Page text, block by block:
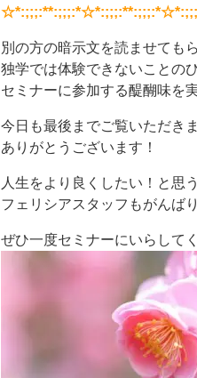
別の方の暗示文を読ませても
独学では体験できないことの
セミナーに参加する醍醐味を
今日も最後までご覧いただき
ありがとうございます！
人生をより良くしたい！と思
フェリシアスタッフもがんば
ぜひ一度セミナーにいらして